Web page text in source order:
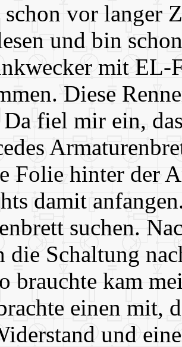
schon vor langer
und bin
mit EL-
Diese
fiel mir ein,
Folie hinter der
damit
suchen.
die Schaltung
brauchte kam
einen mit,
und